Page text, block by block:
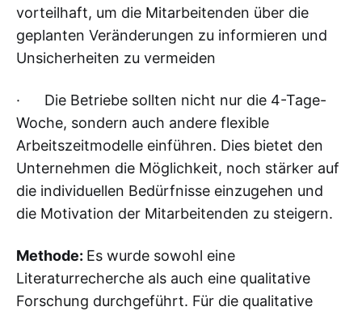
vorteilhaft, um die Mitarbeitenden über die
geplanten Veränderungen zu informieren und
Unsicherheiten zu vermeiden
· Die Betriebe sollten nicht nur die 4-Tage-
Woche, sondern auch andere flexible
Arbeitszeitmodelle einführen. Dies bietet den
Unternehmen die Möglichkeit, noch stärker auf
die individuellen Bedürfnisse einzugehen und
die Motivation der Mitarbeitenden zu steigern.
Methode: Es wurde sowohl eine
Literaturrecherche als auch eine qualitative
Forschung durchgeführt. Für die qualitative